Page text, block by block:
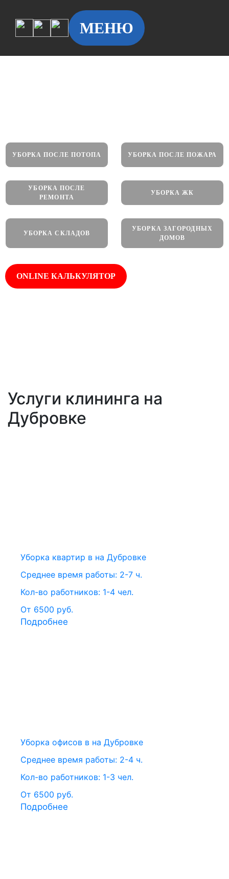
МЕНЮ
УБОРКА ПОСЛЕ ПОТОПА УБОРКА ПОСЛЕ ПОЖАРА
УБОРКА ПОСЛЕ
РЕМОНТА
УБОРКА ЖК
УБОРКА СКЛАДОВ
УБОРКА ЗАГОРОДНЫХ
ДОМОВ
ONLINE КАЛЬКУЛЯТОР
Услуги клининга на
Дубровке
Уборка квартир в на Дубровке
Среднее время работы: 2-7 ч.
Кол-во работников: 1-4 чел.
От 6500 руб.
Подробнее
Уборка офисов в на Дубровке
Среднее время работы: 2-4 ч.
Кол-во работников: 1-3 чел.
От 6500 руб.
Подробнее